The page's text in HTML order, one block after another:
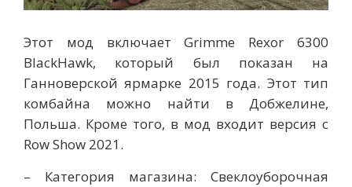
Этот мод включает Grimme Rexor 6300
BlackHawk, который был показан на
Ганноверской ярмарке 2015 года. Этот тип
комбайна можно найти в Добжелине,
Польша. Кроме того, в мод входит версия с
Row Show 2021.
– Категория магазина: Свеклоуборочная